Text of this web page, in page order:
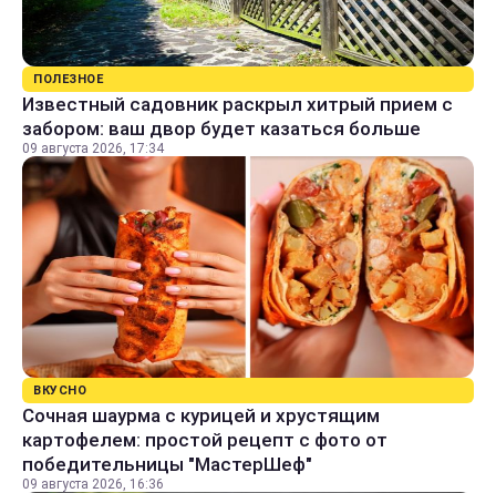
ПОЛЕЗНОЕ
Известный садовник раскрыл хитрый прием с
забором: ваш двор будет казаться больше
09 августа 2026, 17:34
ВКУСНО
Сочная шаурма с курицей и хрустящим
картофелем: простой рецепт с фото от
победительницы "МастерШеф"
09 августа 2026, 16:36